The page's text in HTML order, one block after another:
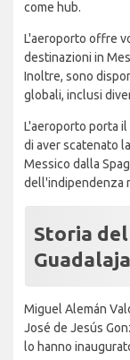
come hub.
L'aeroporto offre
destinazioni in
Inoltre, sono
globali, inclusi
L'aeroporto porta
di aver scatenato
Messico dalla
dell'indipendenza
Storia
Miguel Alemán
José de Jesús
lo hanno